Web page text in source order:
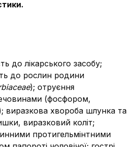
до лікарського засобу;
до рослин родини
); отруєння
(фосфором,
виразкова хвороба шлунка та
виразковий коліт;
протигельмінтними